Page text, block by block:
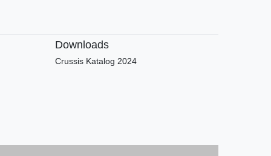
Downloads
Crussis Katalog 2024